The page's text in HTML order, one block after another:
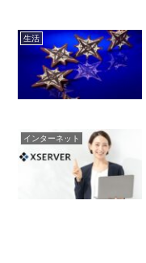
生活
インターネット